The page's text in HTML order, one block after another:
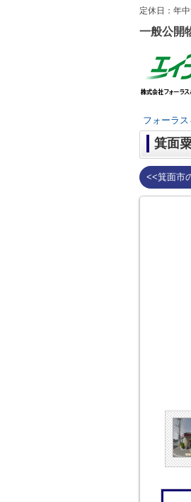
定休日：年
一般公開
フォーラ
箕面
<<箕面市